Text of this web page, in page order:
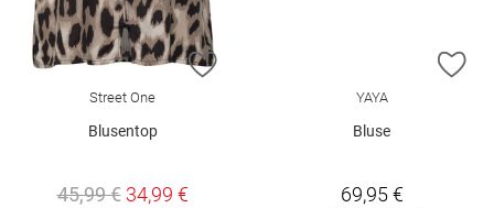
ZUR WUNSCHLISTE HINZUFÜGEN
Street One
Blusentop
45,99 € 34,99 €
YAYA
Bluse
69,95 €